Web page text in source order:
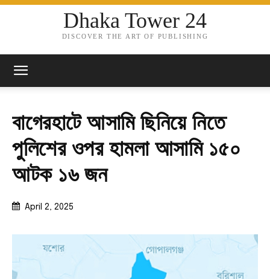
Dhaka Tower 24
DISCOVER THE ART OF PUBLISHING
বাগেরহাটে আসামি ছিনিয়ে নিতে
পুলিশের ওপর হামলা আসামি ১৫০
আটক ১৬ জন
April 2, 2025